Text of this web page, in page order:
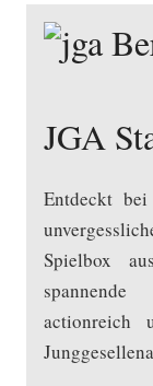
JGA
Entdeckt
Spielbox
actionreich